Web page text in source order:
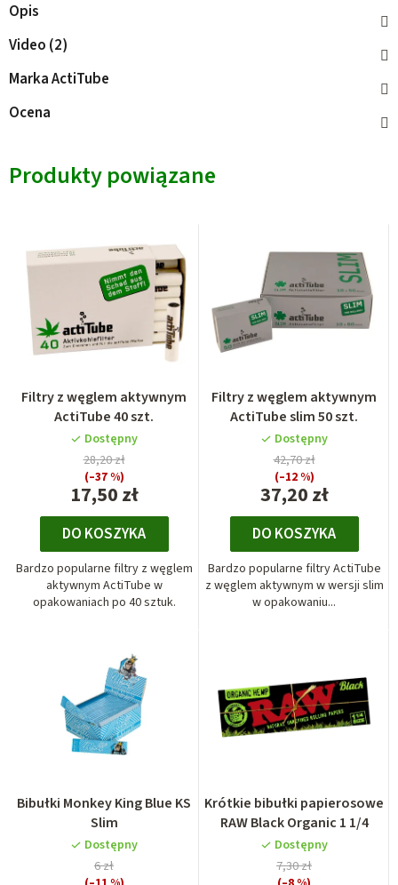
Opis
Video (2)
MarkaActiTube
Ocena
Produkty powiązane
Filtry z węglem aktywnym
ActiTube 40 szt.
Dostępny
17,50 zł
28,20 zł
(–37 %)
DO KOSZYKA
Bardzo popularne filtry z węglem
aktywnym ActiTube w
opakowaniach po 40 sztuk.
Filtry z węglem aktywnym
ActiTube slim 50 szt.
Dostępny
37,20 zł
42,70 zł
(–12 %)
DO KOSZYKA
Bardzo popularne filtry ActiTube
z węglem aktywnym w wersji slim
w opakowaniu...
Bibułki Monkey King Blue KS
Slim
Dostępny
6 zł
Krótkie bibułki papierosowe
RAW Black Organic 1 1/4
Dostępny
7,30 zł